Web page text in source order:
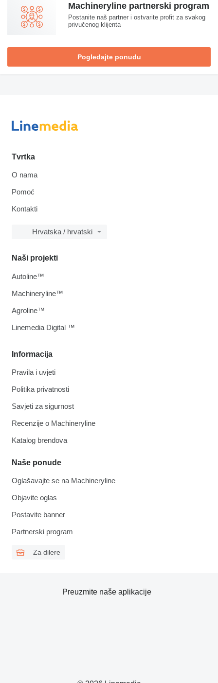
Machineryline partnerski program
Postanite naš partner i ostvarite profit za svakog
privučenog klijenta
Pogledajte ponudu
Tvrtka
O nama
Pomoć
Kontakti
Hrvatska / hrvatski
Informacija
Pravila i uvjeti
Politika privatnosti
Savjeti za sigurnost
Recenzije o Machineryline
Katalog brendova
Naše ponude
Oglašavajte se na Machineryline
Objavite oglas
Postavite banner
Partnerski program
Za dilere
Naši projekti
Autoline™
Machineryline™
Agroline™
Linemedia Digital ™
Preuzmite naše aplikacije